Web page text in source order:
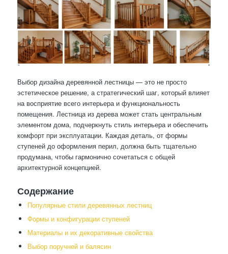
Выбор дизайна деревянной лестницы — это не просто
эстетическое решение, а стратегический шаг, который влияет
на восприятие всего интерьера и функциональность
помещения. Лестница из дерева может стать центральным
элементом дома, подчеркнуть стиль интерьера и обеспечить
комфорт при эксплуатации. Каждая деталь, от формы
ступеней до оформления перил, должна быть тщательно
продумана, чтобы гармонично сочетаться с общей
архитектурной концепцией.
Содержание
Популярные стили деревянных лестниц
Формы и конфигурации ступеней
Материалы и их декоративные свойства
Выбор поручней и балясин